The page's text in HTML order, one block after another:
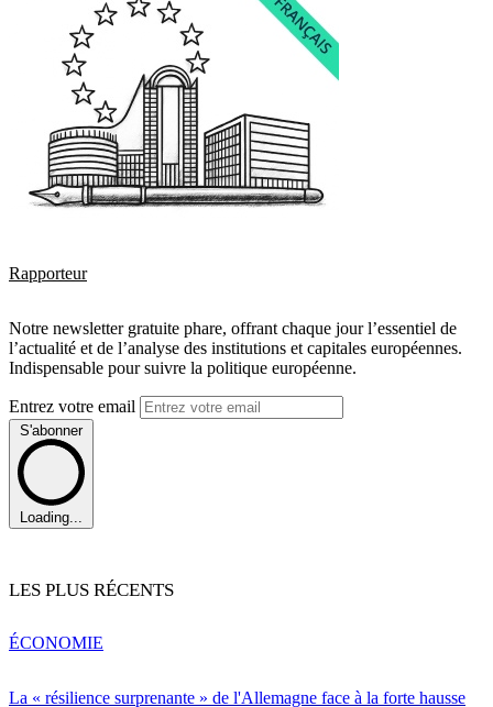
Rapporteur
Notre newsletter gratuite phare, offrant chaque jour l’essentiel de
l’actualité et de l’analyse des institutions et capitales européennes.
Indispensable pour suivre la politique européenne.
Entrez votre email
S'abonner
Loading...
LES PLUS RÉCENTS
La « résilience surprenante » de l'Allemagne face à la forte hausse
ÉCONOMIE